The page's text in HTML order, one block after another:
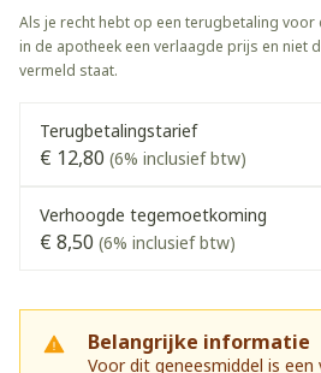
Als je recht hebt op een terugbetaling
in de apotheek een verlaagde prijs en niet
vermeld staat.
Terugbetalingstarief
€ 12,80 (6% inclusief btw)
Verhoogde tegemoetkoming
€ 8,50 (6% inclusief btw)
Belangrijke informatie
Voor dit geneesmiddel is